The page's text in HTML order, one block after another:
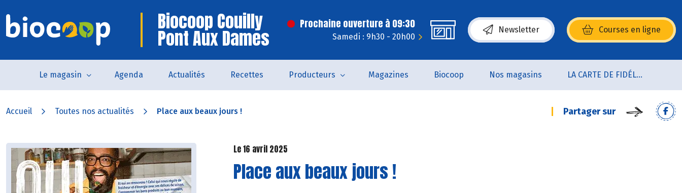
Biocoop Couilly
Pont Aux Dames
Prochaine ouverture à 09:30
Samedi : 9h30 - 20h00
Newsletter Courses en ligne
(s’ouvre dans une nouvelle fenêtre)
Le magasin Agenda Actualités Recettes Producteurs Magazines Biocoop Nos magasins LA CARTE DE FIDÉLITÉ
Accueil Toutes nos actualités Place aux beaux jours ! Partager sur
Le 16 avril 2025
Place aux beaux jours !